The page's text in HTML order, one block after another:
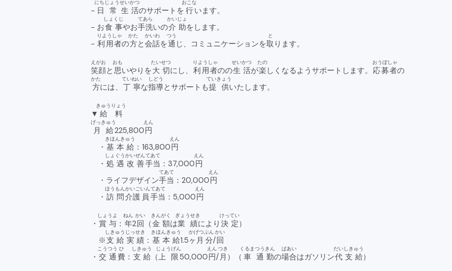
- 日常
にちじょう
生活
せいかつ
のサポートを 行
おこな
います。
- お食事
しょくじ
やお手洗
てあら
いの介助
かいじょ
をします。
- 利用者
りようしゃ
の方
かた
と会話
かいわ
を通
つう
じ、コミュニケーションを取
と
ります。
笑顔
えがお
と 思
おも
いやりを大切
たいせつ
にし、 利用者
りようしゃ
のの生活
せいかつ
が楽
たの
しくなるようサポートします。 応募者
おうぼしゃ
の
方
かた
には、 丁寧
ていねい
な指導
しどう
とサポートも提供
ていきょう
いたします。
▼ 給料
きゅうりょう
月給
げっきゅう
225,800円
えん
・ 基本給
きほんきゅう
：163,800円
えん
・ 処遇
しょぐう
改善
かいぜん
手当
てあて
：37,000円
えん
・ライフデザイン手当
てあて
：20,000円
えん
・ 訪問
ほうもん
介護
かいご
員
いん
手当
てあて
：5,000円
えん
・ 賞与
しょうよ
： 年
ねん
2回
かい
（金額
きんがく
は業績
ぎょうせき
により 決定
けってい
）
※支給
しきゅう
実績
じっせき
： 基本給
きほんきゅう
1.5ヶ月
かげつ
分
ぶん
/回
かい
・ 交通
こうつう
費
ひ
： 支給
しきゅう
（上限
じょうげん
50,000円
えん
/月
つき
）（ 車
くるま
通勤
つうきん
の場合
ばあい
はガソリン代
だい
支給
しきゅう
）